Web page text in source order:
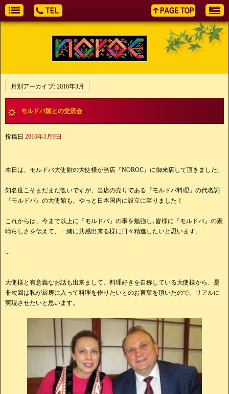
月別アーカイブ: 2016年3月
モルドバ国との交流会
投稿日 2016年3月9日
本日は、モルドバ大使館の大使様が当店『NOROC』に御来店して頂きました。
知名度こそまだまだ低いですが、当店の売りである『モルドバ料理』の代名詞
『モルドバ』の大使館も、やっと日本国内に設立に至りました！
これからは、今まで以上に『モルドバ』の事を勉強し､皆様に『モルドバ』の素
晴らしさを伝えて、一緒に共感出来る様に日々精進したいと思います。
...
大使様と有意義なお話も出来まして、料理好きを自称している大使様から、是
非次回は私が厨房に入って料理を作りたいとのお言葉を頂いたので、リアルに
実現させたいと思います。